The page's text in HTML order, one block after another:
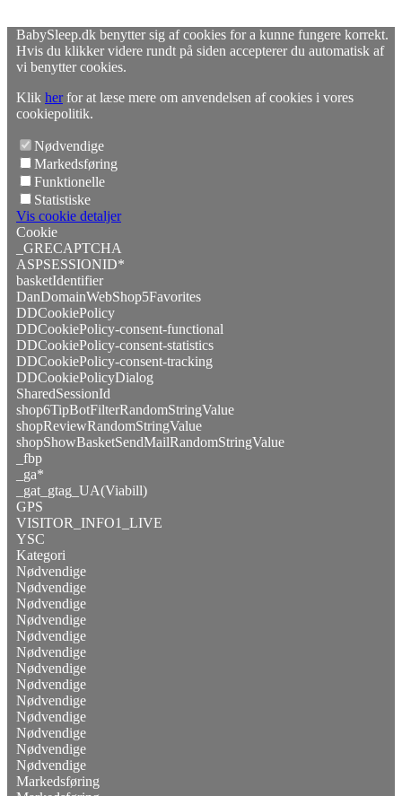
BabySleep.dk benytter sig af cookies for a kunne fungere korrekt.
Hvis du klikker videre rundt på siden accepterer du automatisk af
vi benytter cookies.
Klik her for at læse mere om anvendelsen af cookies i vores
cookiepolitik.
Nødvendige
Markedsføring
Funktionelle
Statistiske
Vis cookie detaljer
Cookie
_GRECAPTCHA
ASPSESSIONID*
basketIdentifier
DanDomainWebShop5Favorites
DDCookiePolicy
DDCookiePolicy-consent-functional
DDCookiePolicy-consent-statistics
DDCookiePolicy-consent-tracking
DDCookiePolicyDialog
SharedSessionId
shop6TipBotFilterRandomStringValue
shopReviewRandomStringValue
shopShowBasketSendMailRandomStringValue
_fbp
_ga*
_gat_gtag_UA(Viabill)
GPS
VISITOR_INFO1_LIVE
YSC
Kategori
Nødvendige
Nødvendige
Nødvendige
Nødvendige
Nødvendige
Nødvendige
Nødvendige
Nødvendige
Nødvendige
Nødvendige
Nødvendige
Nødvendige
Nødvendige
Markedsføring